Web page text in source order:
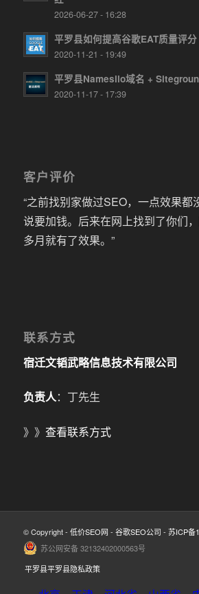
2026-06-27 - 16:28
平罗县如何提高谷歌EAT质量评分
2020-11-21 - 19:49
平罗县Namesilo域名 +
2020-11-17 - 17:39
客户评价
“之前找别家做过SEO，一点效果都
说要加钱。后来在网上找到了你们
多月就有了效果。”
联系方式
宿迁文韬武略信息技术有限公司
负责人：丁先生
》》 查看联系方式
© Copyright - 低价SEO网 - 谷歌SEO公司 - 苏ICP备
苏公网安备 32132402000563号
平罗县平罗县隐私政策